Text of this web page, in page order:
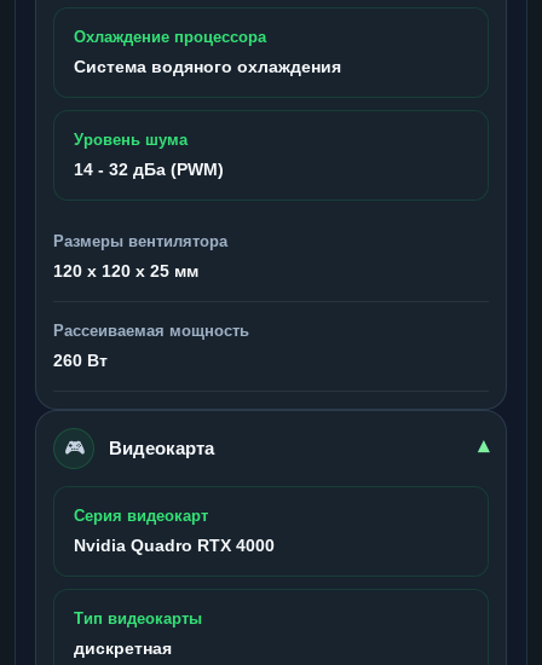
Охлаждение процессора
Система водяного охлаждения
Уровень шума
14 - 32 дБа (PWM)
Размеры вентилятора
120 x 120 x 25 мм
Рассеиваемая мощность
260 Вт
🎮 Видеокарта ▾
Серия видеокарт
Nvidia Quadro RTX 4000
Тип видеокарты
дискретная